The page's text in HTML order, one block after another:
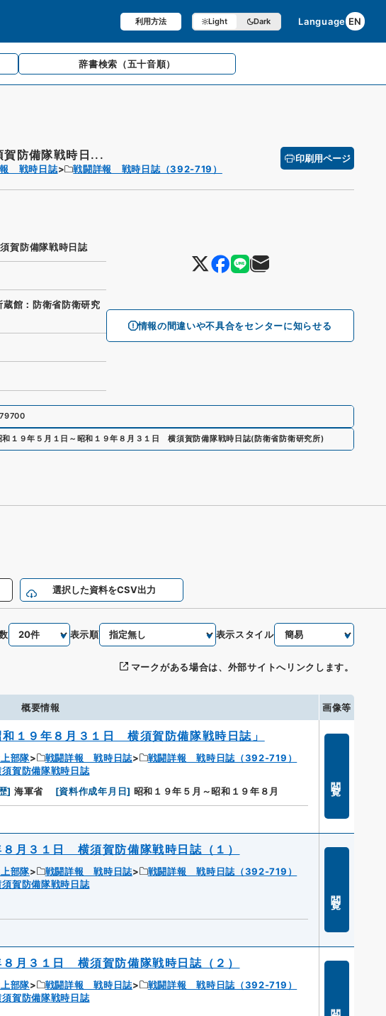
利用方法 Light Dark Language EN
辞書検索 （五十音順）
防備隊戦時日...
戦時日誌 戦闘詳報 戦時日誌（392-719）
印刷用ページ
情報の間違いや不具合をセンターに知らせる
賀防備隊戦時日誌
館：防衛省防衛研究
和１９年５月１日～昭和１９年８月３１日 横須賀防備隊戦時日誌( 防衛省防衛研究所)
選択した資料をCSV出力
表示順 表示スタイル
マークがある場合は、外部サイトへリンクします。
概要情報 画像等
１９年８月３１日 横須賀防備隊戦時日誌」
部隊 戦闘詳報 戦時日誌
戦闘詳報 戦時日誌（392-719）
賀防備隊戦時日誌
] 海軍省 [資料作成年月日] 昭和１９年５月～昭和１９年８月
月３１日 横須賀防備隊戦時日誌（１）
部隊 戦闘詳報 戦時日誌
戦闘詳報 戦時日誌（392-719）
賀防備隊戦時日誌
月３１日 横須賀防備隊戦時日誌（２）
部隊 戦闘詳報 戦時日誌
戦闘詳報 戦時日誌（392-719）
賀防備隊戦時日誌